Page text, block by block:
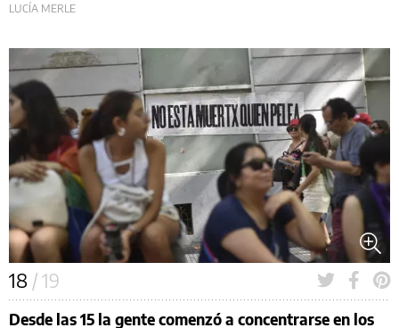
LUCÍA MERLE
18 / 19
Desde las 15 la gente comenzó a concentrarse en los